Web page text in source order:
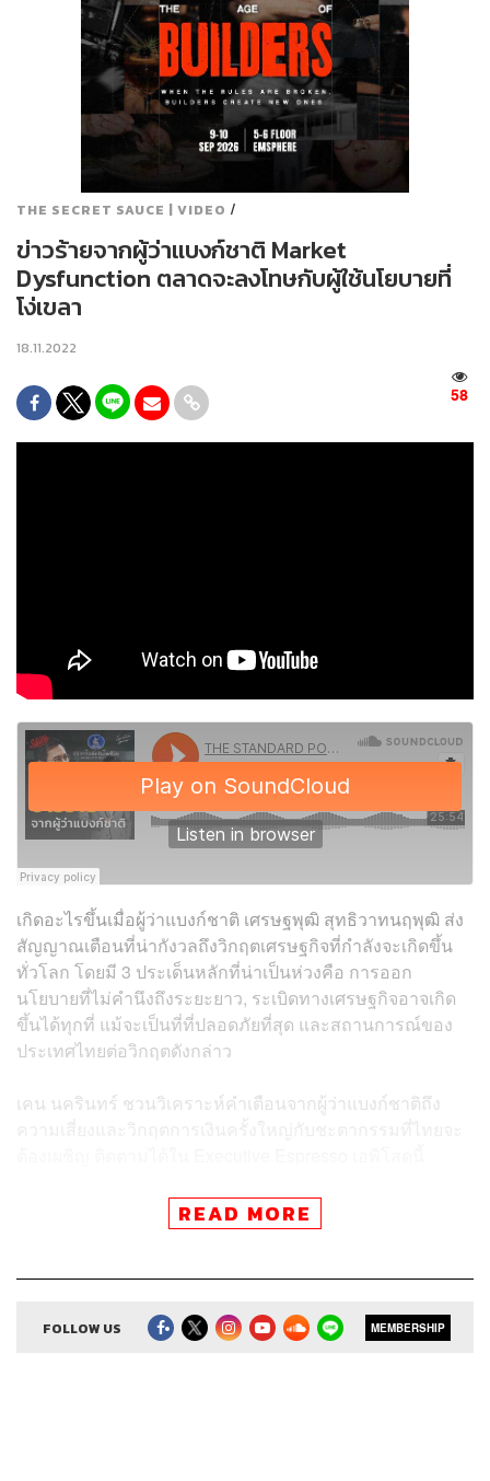
THE SECRET SAUCE | VIDEO /
ข่าวร้ายจากผู้ว่าแบงก์ชาติ Market
Dysfunction ตลาดจะลงโทษกับผู้ใช้นโยบายที่
โง่เขลา
18.11.2022
58
เกิดอะไรขึ้นเมื่อผู้ว่าแบงก์ชาติ เศรษฐพุฒิ สุทธิวาทนฤพุฒิ ส่ง
สัญญาณเตือนที่น่ากังวลถึงวิกฤตเศรษฐกิจที่กำลังจะเกิดขึ้น
ทั่วโลก โดยมี 3 ประเด็นหลักที่น่าเป็นห่วงคือ การออก
นโยบายที่ไม่คำนึงถึงระยะยาว, ระเบิดทางเศรษฐกิจอาจเกิด
ขึ้นได้ทุกที่ แม้จะเป็นที่ที่ปลอดภัยที่สุด และสถานการณ์ของ
ประเทศไทยต่อวิกฤตดังกล่าว
เคน นครินทร์ ชวนวิเคราะห์คำเตือนจากผู้ว่าแบงก์ชาติถึง
ความเสี่ยงและวิกฤตการเงินครั้งใหญ่กับชะตากรรมที่ไทยจะ
สามารถฟังพอดแคสต์ The Secret Sauce
READ MORE
FOLLOW US MEMBERSHIP